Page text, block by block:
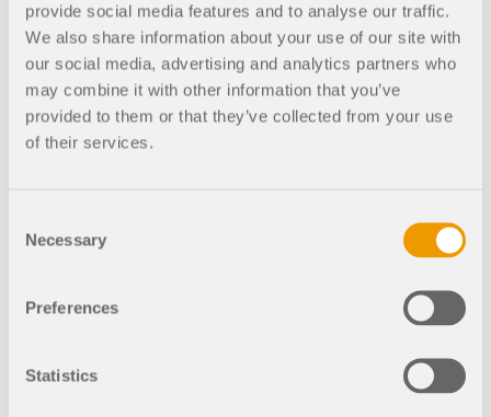
provide social media features and to analyse our traffic.
We also share information about your use of our site with
our social media, advertising and analytics partners who
may combine it with other information that you’ve
provided to them or that they’ve collected from your use
of their services.
Selection
Necessary
Preferences
Statistics
Techo resistente con vigas de madera
2119x 123x
1609x 92x
Estructura de rejilla de madera